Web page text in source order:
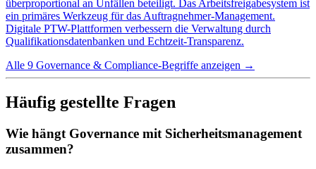
überproportional an Unfällen beteiligt. Das Arbeitsfreigabesystem ist
ein primäres Werkzeug für das Auftragnehmer-Management.
Digitale PTW-Plattformen verbessern die Verwaltung durch
Qualifikationsdatenbanken und Echtzeit-Transparenz.
Alle 9 Governance & Compliance-Begriffe anzeigen →
Häufig gestellte Fragen
Wie hängt Governance mit Sicherheitsmanagement
zusammen?